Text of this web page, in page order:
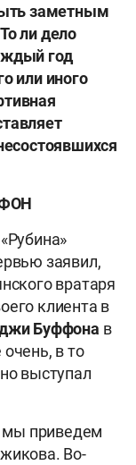
заметным
ли дело
год
или иного
заявил,
вратаря
клиента в
Буффона в
в то
выступал
мы приведем
Во-